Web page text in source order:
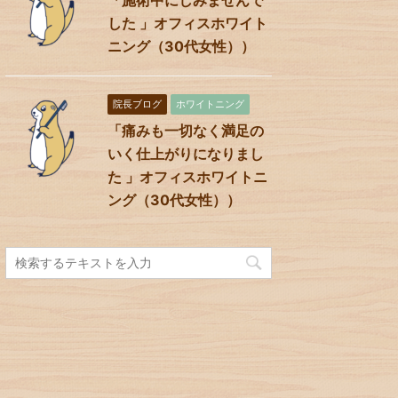
した 」オフィスホワイト
ニング（30代女性））
院長ブログ ホワイトニング
「痛みも一切なく満足の
いく仕上がりになりまし
た 」オフィスホワイトニ
ング（30代女性））